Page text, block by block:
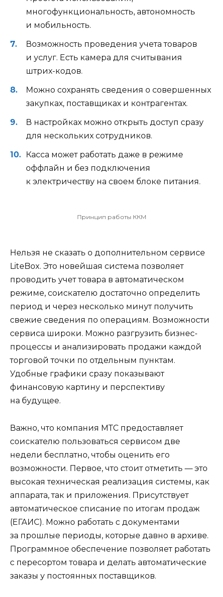
многофункциональность, автономность
и мобильность.
Возможность проведения учета товаров
и услуг. Есть камера для считывания
штрих-кодов.
Можно сохранять сведения о совершенных
закупках, поставщиках и контрагентах.
В настройках можно открыть доступ сразу
для нескольких сотрудников.
Касса может работать даже в режиме
оффлайн и без подключения
к электричеству на своем блоке питания.
Принцип работы ККМ
Нельзя не сказать о дополнительном сервисе
LiteBox. Это новейшая система позволяет
проводить учет товара в автоматическом
режиме, соискателю достаточно определить
период и через несколько минут получить
свежие сведения по операциям. Возможности
сервиса широки. Можно разгрузить бизнес-
процессы и анализировать продажи каждой
торговой точки по отдельным пунктам.
Удобные графики сразу показывают
финансовую картину и перспективу
на будущее.
Важно, что компания МТС предоставляет
соискателю пользоваться сервисом две
недели бесплатно, чтобы оценить его
возможности. Первое, что стоит отметить — это
высокая техническая реализация системы, как
аппарата, так и приложения. Присутствует
автоматическое списание по итогам продаж
(ЕГАИС). Можно работать с документами
за прошлые периоды, которые давно в архиве.
Программное обеспечение позволяет работать
с пересортом товара и делать автоматические
заказы у постоянных поставщиков.